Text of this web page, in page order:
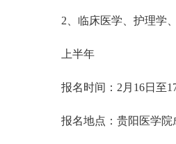
2、临床医学、护理学
上半年
报名时间：2月16日至
报名地点：贵阳医学院